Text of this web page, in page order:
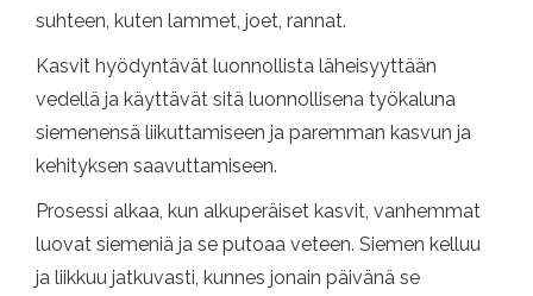
suhteen, kuten lammet, joet, rannat.
Kasvit hyödyntävät luonnollista läheisyyttään
vedellä ja käyttävät sitä luonnollisena työkaluna
siemenensä liikuttamiseen ja paremman kasvun ja
kehityksen saavuttamiseen.
Prosessi alkaa, kun alkuperäiset kasvit, vanhemmat
luovat siemeniä ja se putoaa veteen. Siemen kelluu
ja liikkuu jatkuvasti, kunnes jonain päivänä se